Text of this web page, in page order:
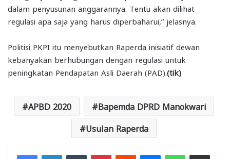
dalam penyusunan anggarannya. Tentu akan dilihat
regulasi apa saja yang harus diperbaharui,” jelasnya.
Politisi PKPI itu menyebutkan Raperda inisiatif dewan
kebanyakan berhubungan dengan regulasi untuk
peningkatan Pendapatan Asli Daerah (PAD). (tik)
APBD 2020 Bapemda DPRD Manokwari
Usulan Raperda
FacebookLinkedInTumblr PinterestReddit MessengerWhatsAppShare via Email